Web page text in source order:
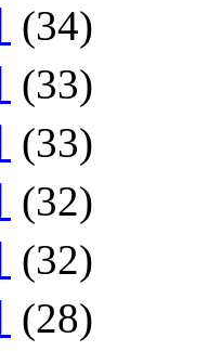
(34)
(33)
(33)
(32)
(32)
(28)